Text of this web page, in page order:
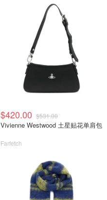
$420.00 $531.00
Vivienne Westwood 土星贴花单肩包
Farfetch